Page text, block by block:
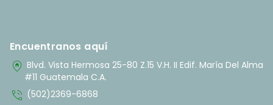
Encuentranos aquí
home_pin Blvd. Vista Hermosa 25-80 Z.15 V.H. II Edif. María Del Alma
#11 Guatemala C.A.
phone_in_talk (502)2369-6868